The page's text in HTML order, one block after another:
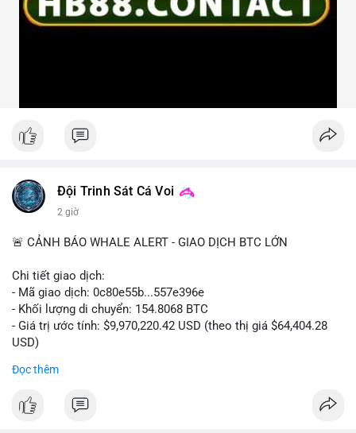
Đội Trinh Sát Cá Voi
2 giờ
🚨 CẢNH BÁO WHALE ALERT - GIAO DỊCH BTC LỚN
Chi tiết giao dịch:
- Mã giao dịch: 0c80e55b...557e396e
- Khối lượng di chuyển: 154.8068 BTC
- Giá trị ước tính: $9,970,220.42 USD (theo thị giá $64,404.28
USD)
xác nhận di chuyển trong mempool. Với quy mô này, khả năng
Đọc thêm